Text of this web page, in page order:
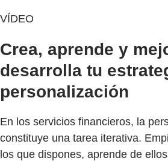
VÍDEO
Crea, aprende y
desarrolla tu
personalización
En los servicios financieros, la
constituye una tarea iterativa.
los que dispones, aprende de